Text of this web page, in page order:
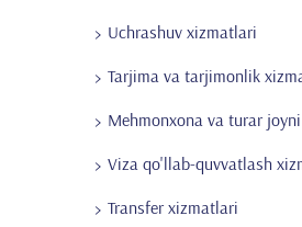
Uchrashuv xizmatlari
Tarjima va tarjimonlik
Mehmonxona va turar
Viza qo'llab-quvvatlash
Transfer xizmatlari